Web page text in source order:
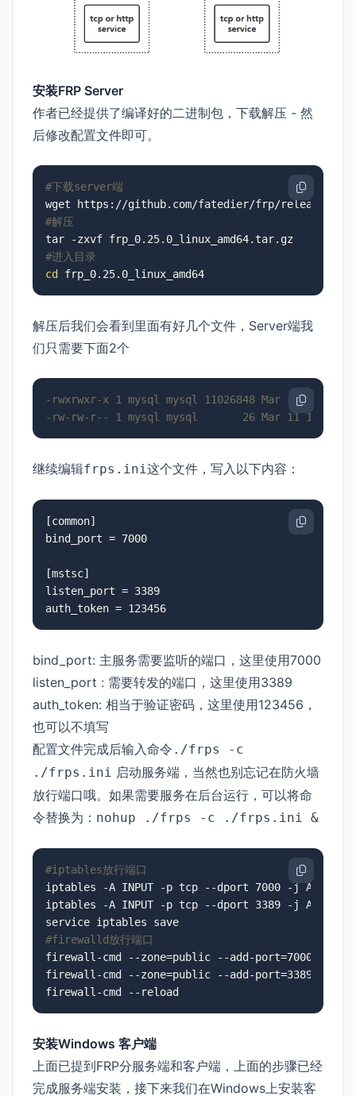
安装FRP Server
作者已经提供了编译好的二进制包，下载解压 - 然
后修改配置文件即可。
#下载server端
#解压
#进入目录
cd
frp_0.25.0_linux_amd64
解压后我们会看到里面有好几个文件，Server端我
们只需要下面2个
-rwxrwxr-x 1 mysql mysql 11026848 Mar 11 17:15
-rw-rw-r-- 1 mysql mysql       26 Mar 11 17:19
继续编辑frps.ini 这个文件，写入以下内容：
[common]
bind_port = 7000
[mstsc]
listen_port = 3389
auth_token = 123456
bind_port: 主服务需要监听的端口，这里使用7000
listen_port : 需要转发的端口，这里使用3389
auth_token: 相当于验证密码，这里使用123456，
也可以不填写
配置文件完成后输入命令 ./frps -c
./frps.ini
启动服务端，当然也别忘记在防火墙
放行端口哦。如果需要服务在后台运行，可以将命
令替换为： nohup ./frps -c ./frps.ini &
#iptables放行端口
iptables -A INPUT -p tcp --dport 7000 -j ACCEPT
iptables -A INPUT -p tcp --dport 3389 -j ACCEPT
#firewalld放行端口
firewall-cmd --zone=public --add-port=7000/tcp --
firewall-cmd --zone=public --add-port=3389/tcp --
firewall-cmd --reload
安装Windows 客户端
上面已提到FRP分服务端和客户端，上面的步骤已经
完成服务端安装，接下来我们在Windows上安装客